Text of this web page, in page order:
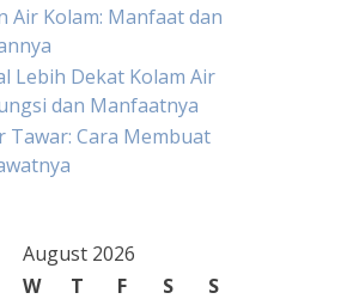
Air Kolam: Manfaat dan
Lebih Dekat Kolam Air
dan Manfaatnya
Tawar: Cara Membuat
August 2026
W T F S
S